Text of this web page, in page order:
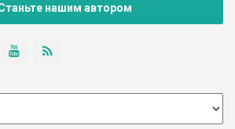
нашим автором